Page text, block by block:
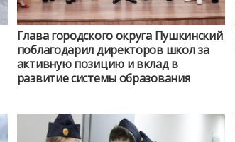
Глава городского округа Пушкинский
поблагодарил директоров школ за
активную позицию и вклад в
развитие системы образования